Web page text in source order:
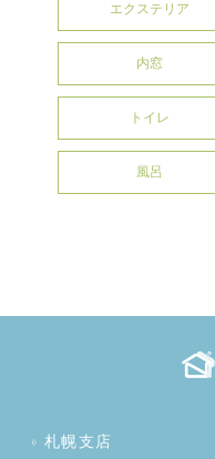
エクステリア
内窓
トイレ
風呂
札幌支店